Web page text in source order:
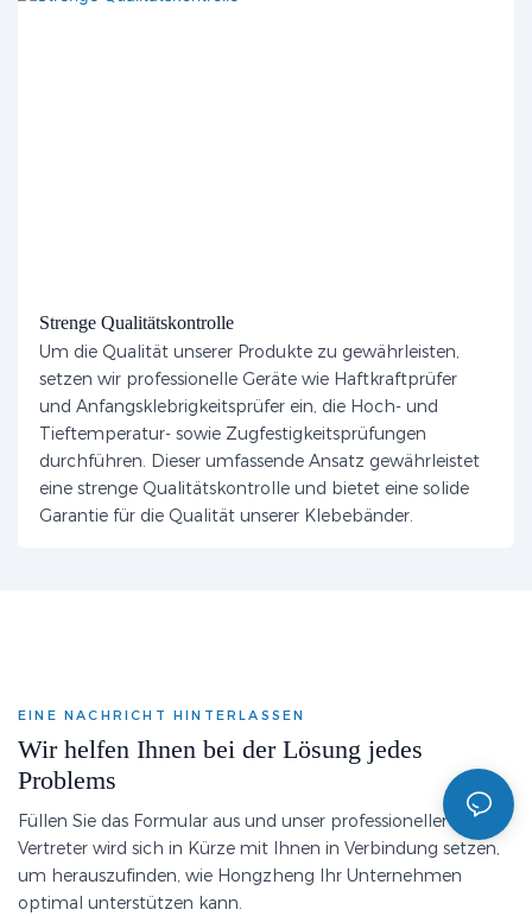
Strenge Qualitätskontrolle
Um die Qualität unserer Produkte zu gewährleisten,
setzen wir professionelle Geräte wie Haftkraftprüfer
und Anfangsklebrigkeitsprüfer ein, die Hoch- und
Tieftemperatur- sowie Zugfestigkeitsprüfungen
durchführen. Dieser umfassende Ansatz gewährleistet
eine strenge Qualitätskontrolle und bietet eine solide
Garantie für die Qualität unserer Klebebänder.
EINE NACHRICHT HINTERLASSEN
Wir helfen Ihnen bei der Lösung jedes
Problems
Füllen Sie das Formular aus und unser professioneller
Vertreter wird sich in Kürze mit Ihnen in Verbindung setzen,
um herauszufinden, wie Hongzheng Ihr Unternehmen
optimal unterstützen kann.